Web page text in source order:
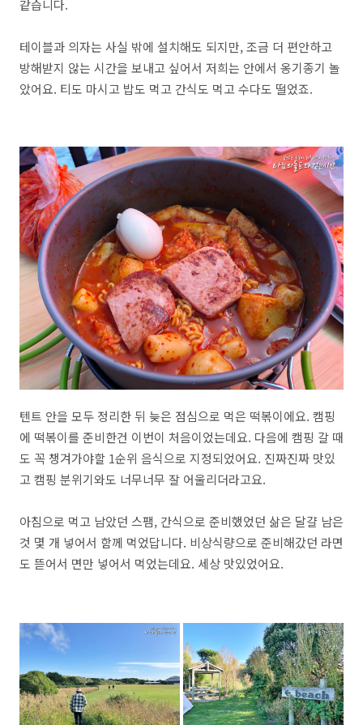
같습니다.
테이블과 의자는 사실 밖에 설치해도 되지만, 조금 더 편안하고
방해받지 않는 시간을 보내고 싶어서 저희는 안에서 옹기종기 놀
았어요. 티도 마시고 밥도 먹고 간식도 먹고 수다도 떨었죠.
텐트 안을 모두 정리한 뒤 늦은 점심으로 먹은 떡볶이에요. 캠핑
에 떡볶이를 준비한건 이번이 처음이었는데요. 다음에 캠핑 갈 때
도 꼭 챙겨가야할 1순위 음식으로 지정되었어요. 진짜진짜 맛있
고 캠핑 분위기와도 너무너무 잘 어울리더라고요.
아침으로 먹고 남았던 스팸, 간식으로 준비했었던 삶은 달걀 남은
것 몇 개 넣어서 함께 먹었답니다. 비상식량으로 준비해갔던 라면
도 뜯어서 면만 넣어서 먹었는데요. 세상 맛있었어요.